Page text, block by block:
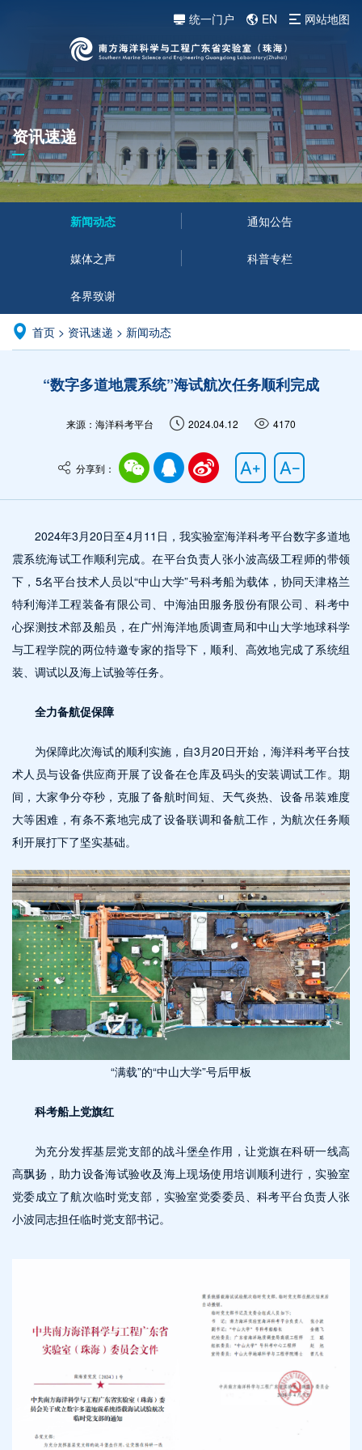
统一门户 EN 网站地图
资讯速递
新闻动态 通知公告
媒体之声 科普专栏
各界致谢
首页 > 资讯速递 > 新闻动态
“数字多道地震系统”海试航次任务顺利完成
来源：海洋科考平台 2024.04.12 4170
分享到：
2024年3月20日至4月11日，我实验室海洋科考平台数字多道地
震系统海试工作顺利完成。在平台负责人张小波高级工程师的带领
下，5名平台技术人员以“中山大学”号科考船为载体，协同天津格兰
特利海洋工程装备有限公司、中海油田服务股份有限公司、科考中
心探测技术部及船员，在广州海洋地质调查局和中山大学地球科学
与工程学院的两位特邀专家的指导下，顺利、高效地完成了系统组
装、调试以及海上试验等任务。
全力备航促保障
为保障此次海试的顺利实施，自3月20日开始，海洋科考平台技
术人员与设备供应商开展了设备在仓库及码头的安装调试工作。期
间，大家争分夺秒，克服了备航时间短、天气炎热、设备吊装难度
大等困难，有条不紊地完成了设备联调和备航工作，为航次任务顺
利开展打下了坚实基础。
“满载”的“中山大学”号后甲板
科考船上党旗红
为充分发挥基层党支部的战斗堡垒作用，让党旗在科研一线高
高飘扬，助力设备海试验收及海上现场使用培训顺利进行，实验室
党委成立了航次临时党支部，实验室党委委员、科考平台负责人张
小波同志担任临时党支部书记。